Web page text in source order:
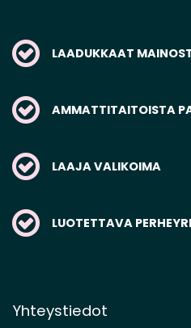
LAADUKKAAT
AMMATTITAITOISTA
LAAJA VALIKOIMA
LUOTETTAVA
Yhteystiedot